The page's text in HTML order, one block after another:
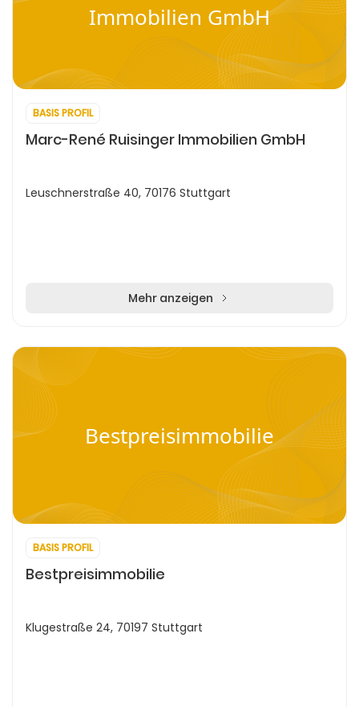
Immobilien GmbH
BASIS PROFIL
Marc-René Ruisinger Immobilien GmbH
Leuschnerstraße 40, 70176 Stuttgart
Mehr anzeigen
Bestpreisimmobilie
BASIS PROFIL
Bestpreisimmobilie
Klugestraße 24, 70197 Stuttgart